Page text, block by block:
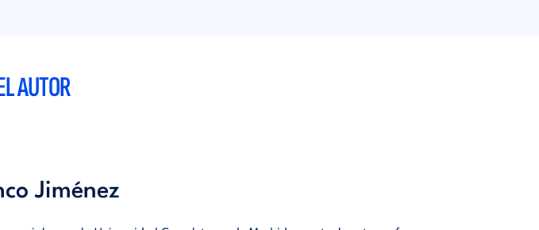
Error 3. Falta de experiencia.-
importancia a los aspectos jurídicos.-
AUTOR
Jiménez